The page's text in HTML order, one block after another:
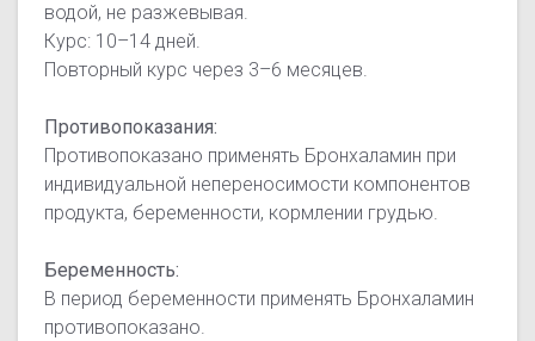
водой, не разжевывая.
Курс: 10–14 дней.
Повторный курс через 3–6 месяцев.
Противопоказания:
Противопоказано применять Бронхаламин при
индивидуальной непереносимости компонентов
продукта, беременности, кормлении грудью.
Беременность:
В период беременности применять Бронхаламин
противопоказано.